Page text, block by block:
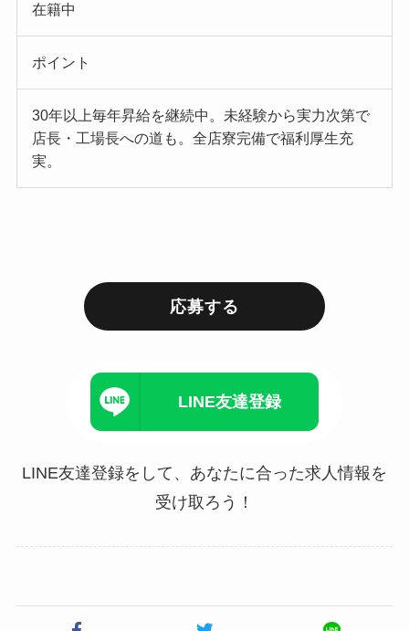
在籍中
ポイント
30年以上毎年昇給を継続中。未経験から実力次第で
店長・工場長への道も。全店寮完備で福利厚生充
実。
応募する
LINE友達登録
LINE友達登録をして、あなたに合った求人情報を
受け取ろう！